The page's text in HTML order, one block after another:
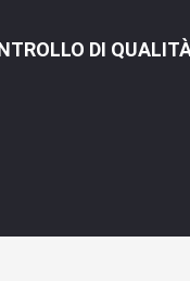
DI